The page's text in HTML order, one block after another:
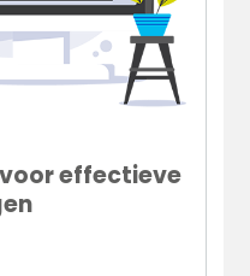
effectieve